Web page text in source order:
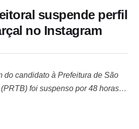
suspende perfil
no Instagram
do candidato à Prefeitura de São
foi suspenso por 48 horas